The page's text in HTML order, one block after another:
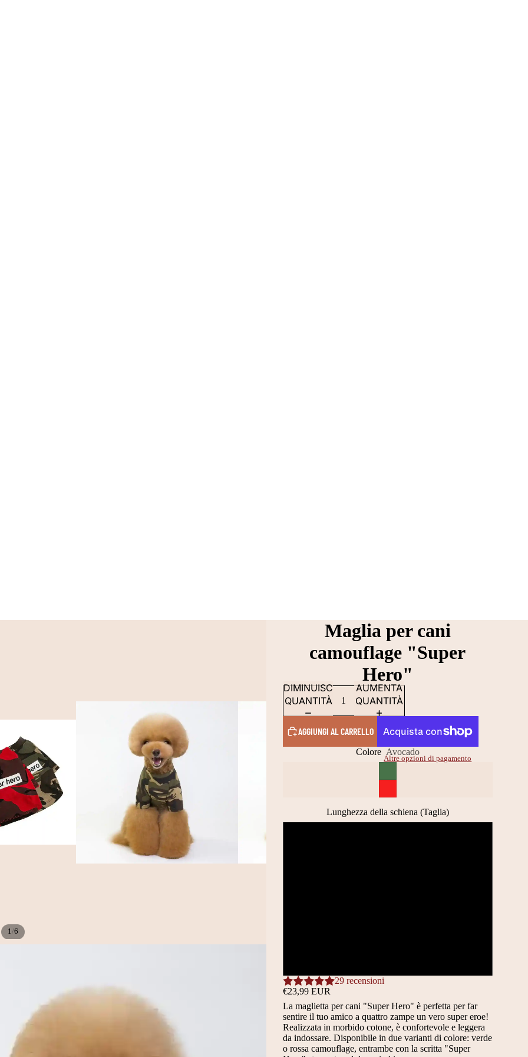
1/6
Maglia per cani
camouflage "Super
Hero"
DIMINUISCI
QUANTITÀ
AUMENTA
QUANTITÀ
AGGIUNGI AL CARRELLO
Altre opzioni di pagamento
Colore Avocado
Lunghezza della schiena (Taglia)
29 recensioni
€23,99 EUR
La maglietta per cani "Super Hero" è perfetta per far
sentire il tuo amico a quattro zampe un vero super eroe!
Realizzata in morbido cotone, è confortevole e leggera
da indossare. Disponibile in due varianti di colore: verde
o rossa camouflage, entrambe con la scritta "Super